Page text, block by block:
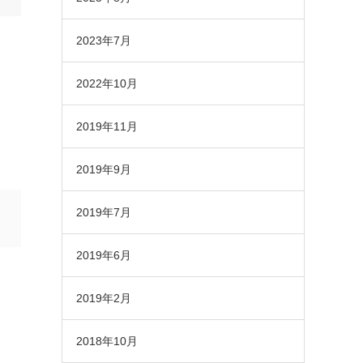
2023年7月
2022年10月
2019年11月
2019年9月
2019年7月
2019年6月
2019年2月
2018年10月